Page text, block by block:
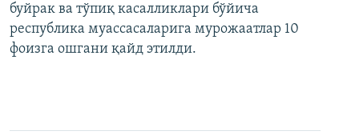
буйрак ва тўпиқ касалликлари бўйича
республика муассасаларига мурожаатлар 10
фоизга ошгани қайд этилди.